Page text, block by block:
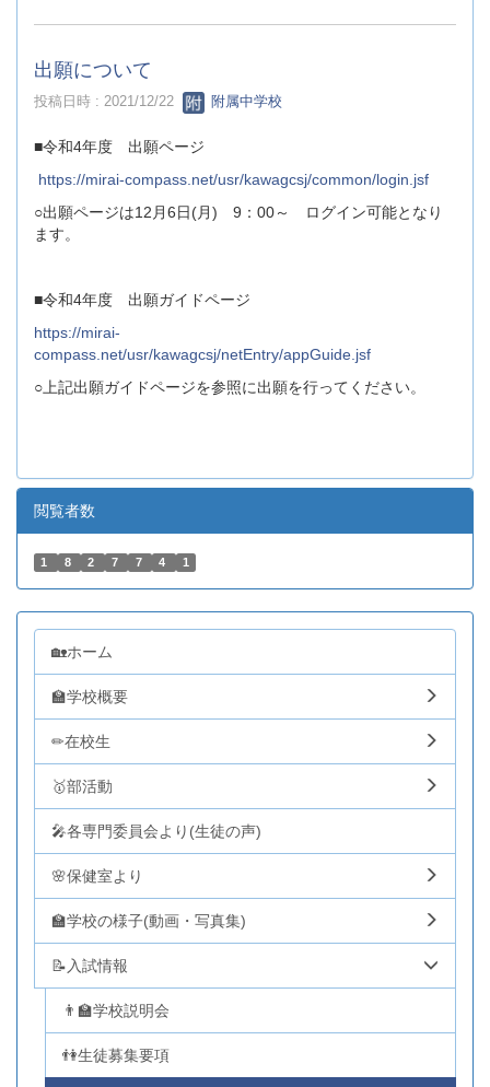
出願について
投稿日時 : 2021/12/22 附属中学校
■令和4年度 出願ページ
https://mirai-compass.net/usr/kawagcsj/common/login.jsf
○出願ページは12月6日(月) 9：00～ ログイン可能となり
ます。
■令和4年度 出願ガイドページ
https://mirai-
compass.net/usr/kawagcsj/netEntry/appGuide.jsf
○上記出願ガイドページを参照に出願を行ってください。
閲覧者数
1 8 2 7 7 4 1
🏡ホーム
🏫学校概要
✏在校生
🥇部活動
🎤各専門委員会より(生徒の声)
🌸保健室より
🏫学校の様子(動画・写真集)
📝入試情報
👨‍🏫学校説明会
👫生徒募集要項